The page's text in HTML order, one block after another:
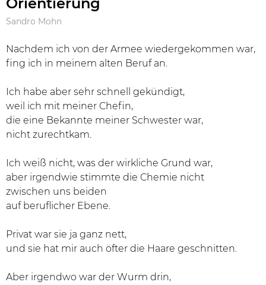
Sandro Mohn
Nachdem ich von der Armee wiedergekommen war,
fing ich in meinem alten Beruf an.
Ich habe aber sehr schnell gekündigt,
weil ich mit meiner Chefin,
die eine Bekannte meiner Schwester war,
nicht zurechtkam.
Ich weiß nicht, was der wirkliche Grund war,
aber irgendwie stimmte die Chemie nicht
zwischen uns beiden
auf beruflicher Ebene.
Privat war sie ja ganz nett,
und sie hat mir auch öfter die Haare geschnitten.
Aber irgendwo war der Wurm drin,